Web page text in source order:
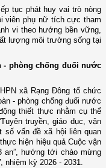
tục phát huy vai trò nòng
viên phụ nữ tích cực tham
vi theo hướng bền vững,
lượng môi trường sống tại
- phòng chống đuối nước
xã Rạng Đông tổ chức
- phòng chống đuối nước
thiết thực nhằm cụ thể
truyền, giáo dục, vận
số vấn đề xã hội liên quan
hiện hiệu quả Cuộc vận
an”, hướng tới chào mừng
nhiệm kỳ 2026 - 2031.